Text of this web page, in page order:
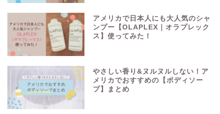
アメリカで日本人にも大人気のシャ
ンプー【OLAPLEX｜オラプレック
ス】使ってみた！
やさしい香り&ヌルヌルしない！ア
メリカでおすすめの【ボディソー
プ】まとめ